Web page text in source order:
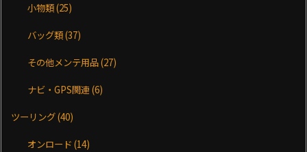
小物類(25)
バッグ類(37)
その他メンテ用品(27)
ナビ・GPS関連(6)
ツーリング(40)
オンロード(14)